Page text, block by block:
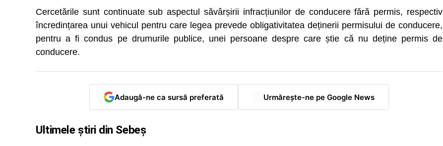
Cercetările sunt continuate sub aspectul săvârșirii infracțiunilor de conducere fără permis, respectiv
încredințarea unui vehicul pentru care legea prevede obligativitatea deținerii permisului de conducere,
pentru a fi condus pe drumurile publice, unei persoane despre care știe că nu deține permis de
conducere.
Adaugă-ne ca sursă preferată Urmărește-ne pe Google News
Ultimele știri din Sebeș